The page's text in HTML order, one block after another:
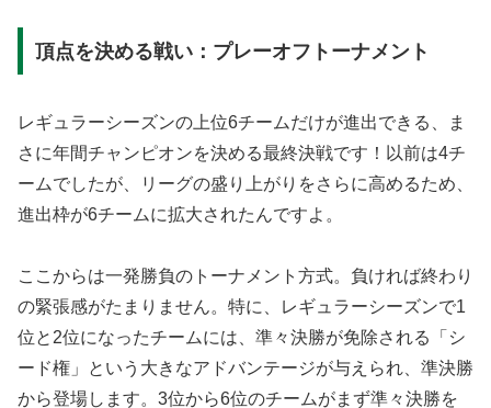
頂点を決める戦い：プレーオフトーナメント
レギュラーシーズンの上位6チームだけが進出できる、ま
さに年間チャンピオンを決める最終決戦です！以前は4チ
ームでしたが、リーグの盛り上がりをさらに高めるため、
進出枠が6チームに拡大されたんですよ。
ここからは一発勝負のトーナメント方式。負ければ終わり
の緊張感がたまりません。特に、レギュラーシーズンで1
位と2位になったチームには、準々決勝が免除される「シ
ード権」という大きなアドバンテージが与えられ、準決勝
から登場します。3位から6位のチームがまず準々決勝を